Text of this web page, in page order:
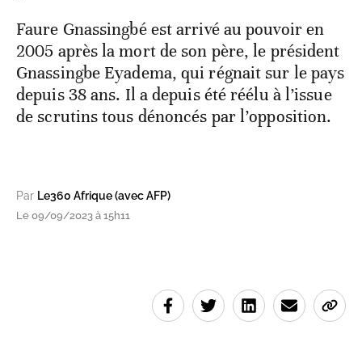
Faure Gnassingbé est arrivé au pouvoir en
2005 après la mort de son père, le président
Gnassingbe Eyadema, qui régnait sur le pays
depuis 38 ans. Il a depuis été réélu à l’issue
de scrutins tous dénoncés par l’opposition.
Par Le360 Afrique (avec AFP)
Le 09/09/2023 à 15h11